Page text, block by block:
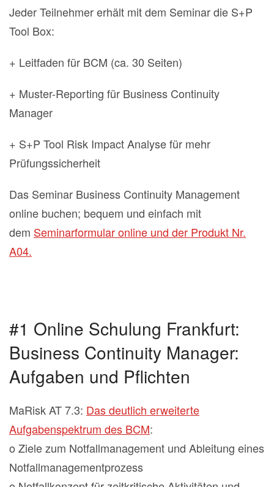
Jeder Teilnehmer erhält mit dem Seminar die S+P
Tool Box:
+ Leitfaden für BCM (ca. 30 Seiten)
+ Muster-Reporting für Business Continuity
Manager
+ S+P Tool Risk Impact Analyse für mehr
Prüfungssicherheit
Das Seminar Business Continuity Management
online buchen; bequem und einfach mit
dem Seminarformular online und der Produkt Nr.
A04.
#1 Online Schulung Frankfurt:
Business Continuity Manager:
Aufgaben und Pflichten
MaRisk AT 7.3: Das deutlich erweiterte
Aufgabenspektrum des BCM:
o Ziele zum Notfallmanagement und Ableitung eines
Notfallmanagementprozess